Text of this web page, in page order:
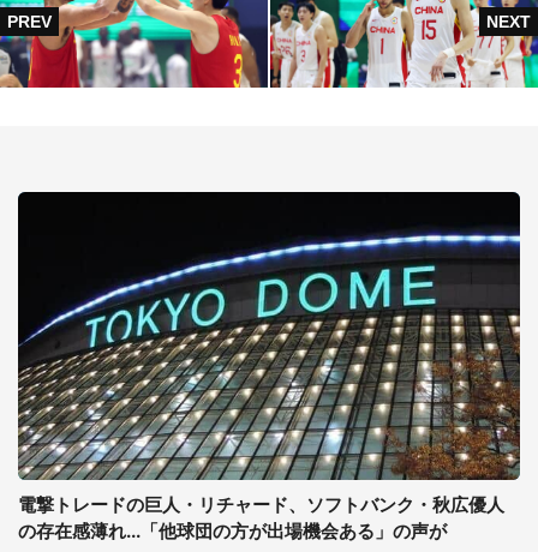
電撃トレードの巨人・リチャード、ソフトバンク・秋広優人
の存在感薄れ...「他球団の方が出場機会ある」の声が